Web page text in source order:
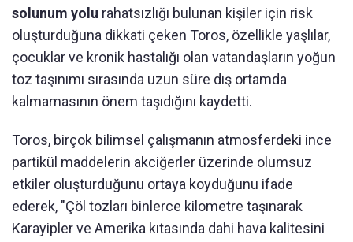
solunum yolu rahatsızlığı bulunan kişiler için risk
oluşturduğuna dikkati çeken Toros, özellikle yaşlılar,
çocuklar ve kronik hastalığı olan vatandaşların yoğun
toz taşınımı sırasında uzun süre dış ortamda
kalmamasının önem taşıdığını kaydetti.
Toros, birçok bilimsel çalışmanın atmosferdeki ince
partikül maddelerin akciğerler üzerinde olumsuz
etkiler oluşturduğunu ortaya koyduğunu ifade
ederek, "Çöl tozları binlerce kilometre taşınarak
Karayipler ve Amerika kıtasında dahi hava kalitesini